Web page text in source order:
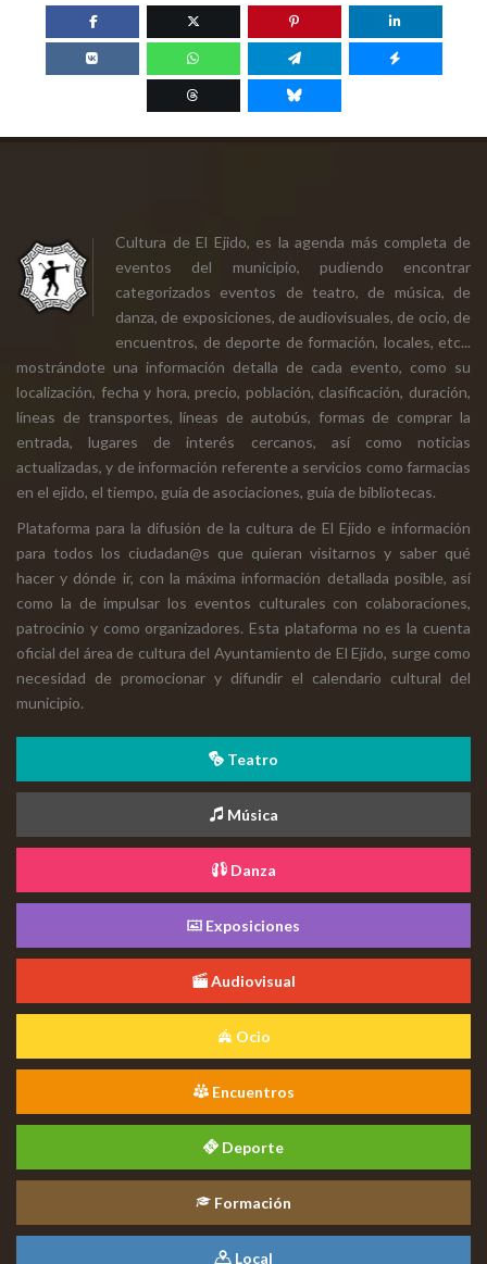
Cultura de El Ejido, es la agenda más completa de
eventos del municipio, pudiendo encontrar
categorizados eventos de teatro, de música, de
danza, de exposiciones, de audiovisuales, de ocio, de
encuentros, de deporte de formación, locales, etc...
mostrándote una información detalla de cada evento, como su
localización, fecha y hora, precio, población, clasificación, duración,
líneas de transportes, líneas de autobús, formas de comprar la
entrada, lugares de interés cercanos, así como noticias
actualizadas, y de información referente a servicios como farmacias
en el ejido, el tiempo, guía de asociaciones, guía de bibliotecas.
Plataforma para la difusión de la cultura de El Ejido e información
para todos los ciudadan@s que quieran visitarnos y saber qué
hacer y dónde ir, con la máxima información detallada posible, así
como la de impulsar los eventos culturales con colaboraciones,
patrocinio y como organizadores. Esta plataforma no es la cuenta
oficial del área de cultura del Ayuntamiento de El Ejido, surge como
necesidad de promocionar y difundir el calendario cultural del
municipio.
Teatro
Música
Danza
Exposiciones
Audiovisual
Ocio
Encuentros
Deporte
Formación
Local